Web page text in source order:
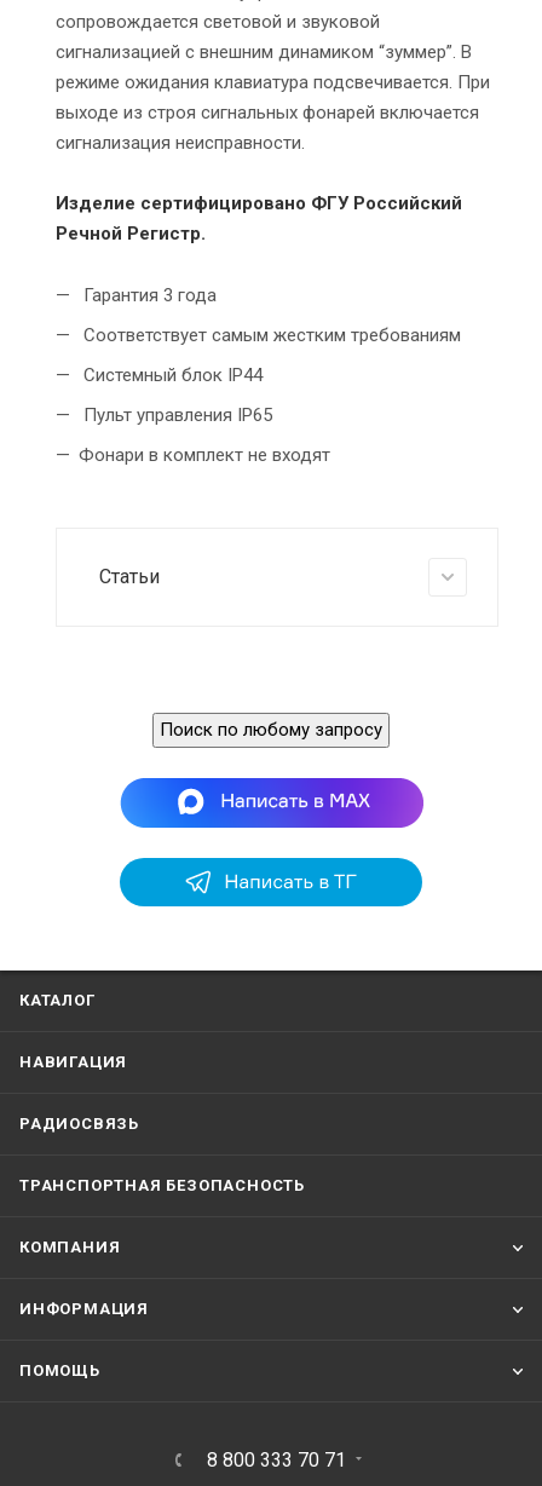
сопровождается световой и звуковой
сигнализацией с внешним динамиком “зуммер”. В
режиме ожидания клавиатура подсвечивается. При
выходе из строя сигнальных фонарей включается
сигнализация неисправности.
Изделие сертифицировано ФГУ Российский
Речной Регистр.
Гарантия 3 года
Соответствует самым жестким требованиям
Системный блок IP44
Пульт управления IP65
Фонари в комплект не входят
Статьи
Поиск по любому запросу
КАТАЛОГ
НАВИГАЦИЯ
РАДИОСВЯЗЬ
ТРАНСПОРТНАЯ БЕЗОПАСНОСТЬ
КОМПАНИЯ
ИНФОРМАЦИЯ
ПОМОЩЬ
8 800 333 70 71